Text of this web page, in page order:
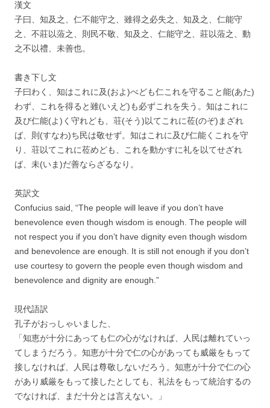
漢文
子曰、知及之、仁不能守之、雖得之必失之、知及之、仁能守
之、不莊以蒞之、則民不敬、知及之、仁能守之、莊以蒞之、動
之不以禮、未善也。
書き下し文
子曰わく、知はこれに及(およ)べども仁これを守ること能(あた)
わず、これを得ると雖(いえど)も必ずこれを失う。知はこれに
及び仁能(よ)く守れども、荘(そう)以てこれに莅(のぞ)まざれ
ば、則(すなわ)ち民は敬せず。知はこれに及び仁能くこれを守
り、荘以てこれに莅めども、これを動かすに礼を以てせざれ
ば、未(いま)だ善ならざるなり。
英訳文
Confucius said, “The people will leave if you don’t have
benevolence even though wisdom is enough. The people will
not respect you if you don’t have dignity even though wisdom
and benevolence are enough. It is still not enough if you don’t
use courtesy to govern the people even though wisdom and
benevolence and dignity are enough.”
現代語訳
孔子がおっしゃいました、
「知恵が十分にあっても仁の心がなければ、人民は離れていっ
てしまうだろう。知恵が十分で仁の心があっても威厳をもって
接しなければ、人民は尊敬しないだろう。知恵が十分で仁の心
があり威厳をもって接したとしても、礼法をもって統治するの
でなければ、まだ十分とは言えない。」